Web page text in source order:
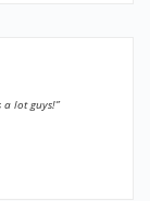
lot guys!”